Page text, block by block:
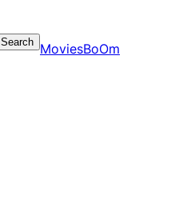
Search MoviesBoOm